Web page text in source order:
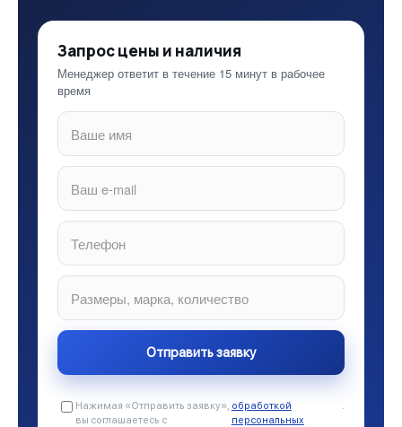
Запрос цены и наличия
Менеджер ответит в течение 15 минут в рабочее
время
Нажимая «Отправить заявку»,
вы соглашаетесь с
обработкой
персональных
.